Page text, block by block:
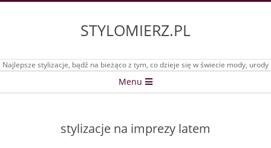
STYLOMIERZ.PL
Najlepsze stylizacje, bądź na bieżąco z tym, co dzieje się w świecie mody, urody
Menu
stylizacje na imprezy latem